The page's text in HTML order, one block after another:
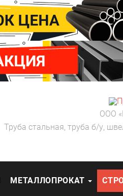
ООО
Труба стальная, труба б/у,
МЕТАЛЛОПРОКАТ